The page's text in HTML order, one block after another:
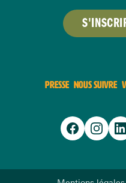
PRESSE NOUS SUIVRE